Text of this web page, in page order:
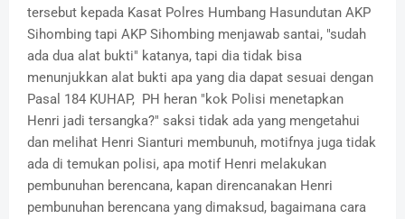
tersebut kepada Kasat Polres Humbang Hasundutan AKP
Sihombing tapi AKP Sihombing menjawab santai, "sudah
ada dua alat bukti" katanya, tapi dia tidak bisa
menunjukkan alat bukti apa yang dia dapat sesuai dengan
Pasal 184 KUHAP, PH heran "kok Polisi menetapkan
Henri jadi tersangka?" saksi tidak ada yang mengetahui
dan melihat Henri Sianturi membunuh, motifnya juga tidak
ada di temukan polisi, apa motif Henri melakukan
pembunuhan berencana, kapan direncanakan Henri
pembunuhan berencana yang dimaksud, bagaimana cara